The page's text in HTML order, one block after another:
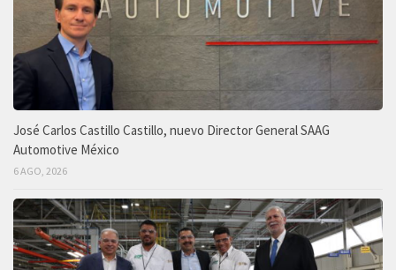
José Carlos Castillo Castillo, nuevo Director General SAAG
Automotive México
6 AGO, 2026